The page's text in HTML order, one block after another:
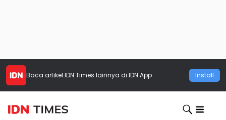
Baca artikel IDN Times lainnya di IDN App Install